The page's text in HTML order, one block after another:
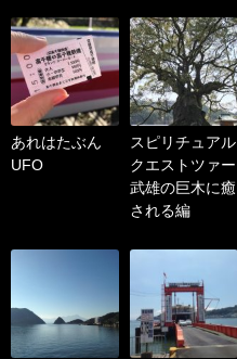
あれはたぶん
UFO
スピリチュアル
クエストツァー
武雄の巨木に癒
される編